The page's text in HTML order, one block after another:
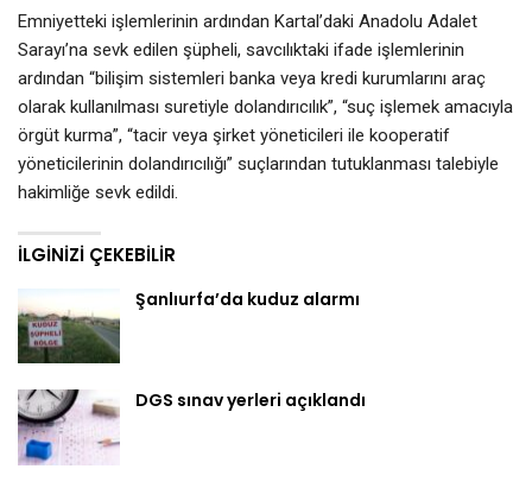
Emniyetteki işlemlerinin ardından Kartal’daki Anadolu Adalet
Sarayı’na sevk edilen şüpheli, savcılıktaki ifade işlemlerinin
ardından “bilişim sistemleri banka veya kredi kurumlarını araç
olarak kullanılması suretiyle dolandırıcılık”, “suç işlemek amacıyla
örgüt kurma”, “tacir veya şirket yöneticileri ile kooperatif
yöneticilerinin dolandırıcılığı” suçlarından tutuklanması talebiyle
hakimliğe sevk edildi.
İLGINIZI ÇEKEBILIR
Şanlıurfa’da kuduz alarmı
DGS sınav yerleri açıklandı